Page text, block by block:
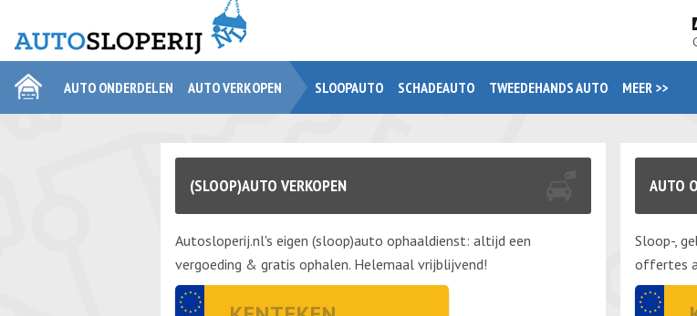
AUTO ONDERDELEN AUTO VERKOPEN SLOOPAUTO SCHADEAUTO TWEEDEHANDS AUTO MEER >>
(SLOOP)AUTO VERKOPEN
Autosloperij.nl's eigen (sloop)auto ophaaldienst: altijd een
vergoeding & gratis ophalen. Helemaal vrijblijvend!
AUTO
Sloop-,
offertes